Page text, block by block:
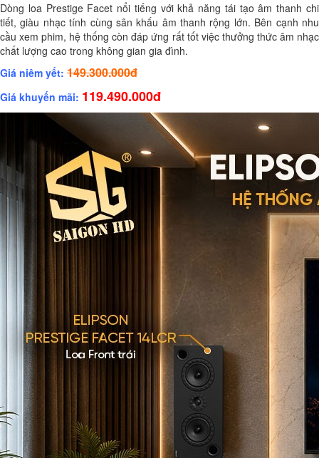
Dòng loa Prestige Facet nổi tiếng với khả năng tái tạo âm thanh chi
tiết, giàu nhạc tính cùng sân khấu âm thanh rộng lớn. Bên cạnh nhu
cầu xem phim, hệ thống còn đáp ứng rất tốt việc thưởng thức âm nhạc
chất lượng cao trong không gian gia đình.
Giá niêm yết: 149.300.000đ
Giá khuyến mãi: 119.490.000đ